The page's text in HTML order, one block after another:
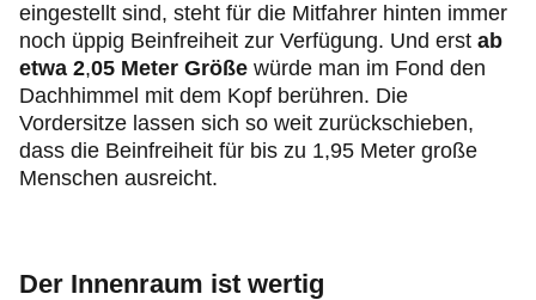
eingestellt sind, steht für die Mitfahrer hinten immer
noch üppig Beinfreiheit zur Verfügung. Und erst ab
etwa 2,05 Meter Größe würde man im Fond den
Dachhimmel mit dem Kopf berühren. Die
Vordersitze lassen sich so weit zurückschieben,
dass die Beinfreiheit für bis zu 1,95 Meter große
Menschen ausreicht.
Der Innenraum ist wertig